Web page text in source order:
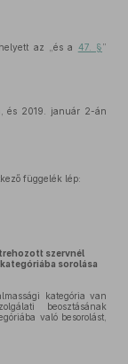
az „és a 47. §”
és 2019. január 2-án
függelék lép:
szervnél
sorolása
kategória van
beosztásának
való besorolást,